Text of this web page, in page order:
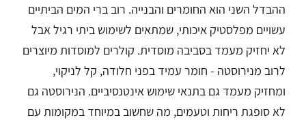
ההבדל השני הוא החומרים והבנייה. רוב ברי המים הביתיים
עשויים מפלסטיק איכותי, שמתאים לשימוש ביתי רגיל אבל
לא יחזיק מעמד בסביבה מוסדית. קולרים למוסדות מיוצרים
לרוב מנירוסטה - חומר עמיד בפני חלודה, קל לניקוי,
ומחזיק מעמד גם בתנאי שימוש אינטנסיביים. הנירוסטה גם
לא סופגת ריחות וטעמים, מה שחשוב במיוחד במקומות עם